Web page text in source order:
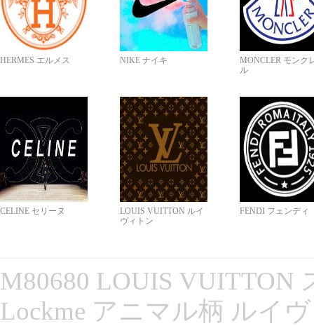
HERMES エルメス NIKE ナイキ
MONCLER モンク
ル
CELINE セリーヌ
LOUIS VUITTON ルイ
ヴィトン
FENDI フェンディ
M80680 LOUIS VUITTON
Lockme アニマル柄 ルイ